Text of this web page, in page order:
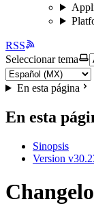
RSS
Seleccionar tema
En esta página
En esta
Sinopsis
Version